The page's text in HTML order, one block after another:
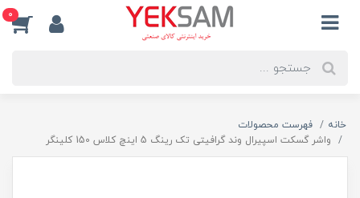
0
خانه
فهرست محصولات
واشر گسکت اسپیرال وند گرافیتی تک رینگ 5 اینچ کلاس 150 کلینگر